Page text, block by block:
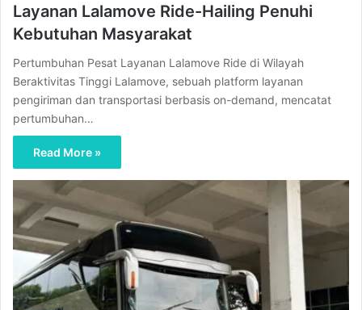
Layanan Lalamove Ride-Hailing Penuhi
Kebutuhan Masyarakat
Pertumbuhan Pesat Layanan Lalamove Ride di Wilayah
Beraktivitas Tinggi Lalamove, sebuah platform layanan
pengiriman dan transportasi berbasis on-demand, mencatat
pertumbuhan…
Read More »